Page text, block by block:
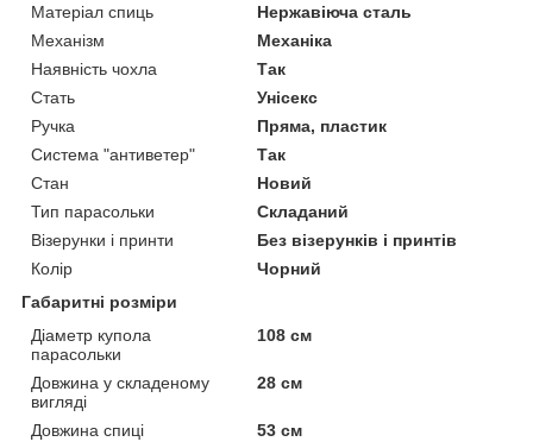
Матеріал спиць
Нержавіюча сталь
Механізм
Механіка
Наявність чохла
Так
Стать
Унісекс
Ручка
Пряма, пластик
Система "антиветер"
Так
Стан
Новий
Тип парасольки
Складаний
Візерунки і принти
Без візерунків і принтів
Колір
Чорний
Габаритні розміри
Діаметр купола
парасольки
108 см
Довжина у складеному
вигляді
28 см
Довжина спиці
53 см